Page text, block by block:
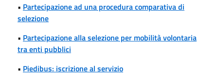
• Partecipazione ad una procedura comparativa di
selezione
• Partecipazione alla selezione per mobilità volontaria
tra enti pubblici
• Piedibus: iscrizione al servizio